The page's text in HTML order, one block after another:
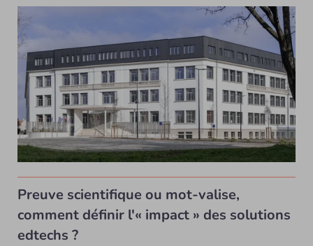
Preuve scientifique ou mot-valise,
comment définir l'« impact » des solutions
edtechs ?